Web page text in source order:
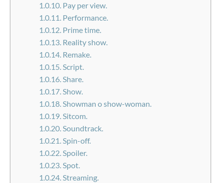
Pay per view.
Performance.
Prime time.
Reality show.
Remake.
Script.
Share.
Show.
Showman o show-woman.
Sitcom.
Soundtrack.
Spin-off.
Spoiler.
Spot.
Streaming.